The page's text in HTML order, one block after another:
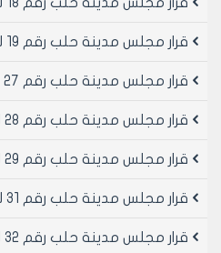
قرار مجلس مدينة حلب رقم 19 لعام 2021
قرار مجلس مدينة حلب رقم 27 لعام 2021
قرار مجلس مدينة حلب رقم 28 لعام 2021
قرار مجلس مدينة حلب رقم 29 لعام 2021
قرار مجلس مدينة حلب رقم 31 لعام 2021
قرار مجلس مدينة حلب رقم 32 لعام 2021